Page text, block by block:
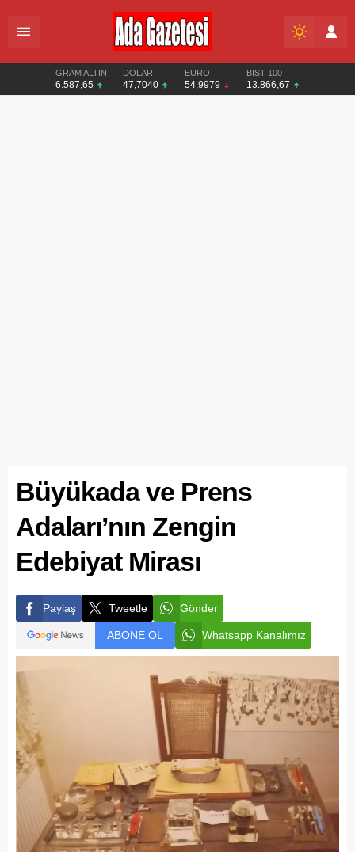
GRAM ALTIN
6.587,65
DOLAR
47,7040
EURO
54,9979
BIST 100
13.866,67
Büyükada ve Prens
Adaları’nın Zengin
Edebiyat Mirası
Paylaş Tweetle Gönder
ABONE OL Whatsapp Kanalımız